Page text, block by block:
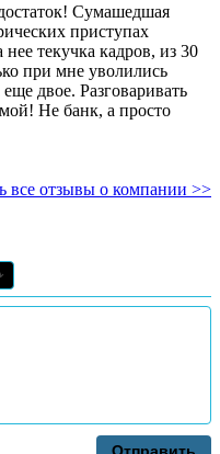
Сумашедшая
приступах
текучка кадров, из 30
при мне уволились
двое. Разговаривать
Не банк, а просто
все отзывы о компании >>